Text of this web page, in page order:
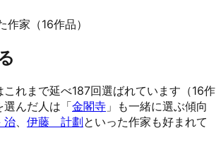
家（16作品）
れまで延べ187回選ばれています（16作
んだ人は「金閣寺 」も一緒に選ぶ傾向
治 伊藤 計劃といった作家も好まれて